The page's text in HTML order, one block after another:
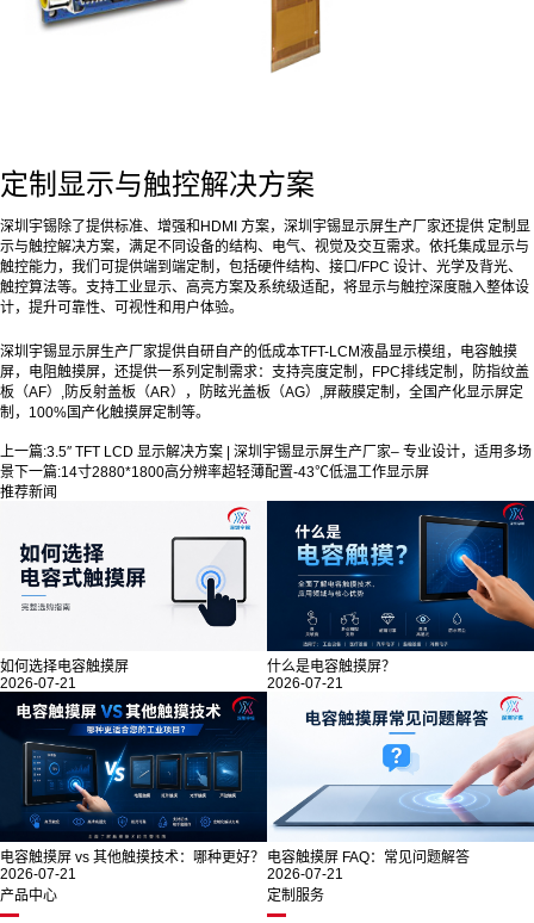
定制显示与触控解决方案
深圳宇锡除了提供标准、增强和HDMI 方案，深圳宇锡显示屏生产厂家还提供 定制显
示与触控解决方案，满足不同设备的结构、电气、视觉及交互需求。依托集成显示与
触控能力，我们可提供端到端定制，包括硬件结构、接口/FPC 设计、光学及背光、
触控算法等。支持工业显示、高亮方案及系统级适配，将显示与触控深度融入整体设
计，提升可靠性、可视性和用户体验。
深圳宇锡显示屏生产厂家提供自研自产的低成本TFT-LCM液晶显示模组，电容触摸
屏，电阻触摸屏，还提供一系列定制需求：支持亮度定制，FPC排线定制，防指纹盖
板（AF）,防反射盖板（AR），防眩光盖板（AG）,屏蔽膜定制，全国产化显示屏定
制，100%国产化触摸屏定制等。
上一篇:3.5″ TFT LCD 显示解决方案 | 深圳宇锡显示屏生产厂家– 专业设计，适用多场
景 下一篇:14寸2880*1800高分辨率超轻薄配置-43℃低温工作显示屏
推荐新闻
如何选择电容触摸屏
2026-07-21
什么是电容触摸屏？
2026-07-21
电容触摸屏 vs 其他触摸技术：哪种更好？
2026-07-21
电容触摸屏 FAQ：常见问题解答
2026-07-21
产品中心
定制服务